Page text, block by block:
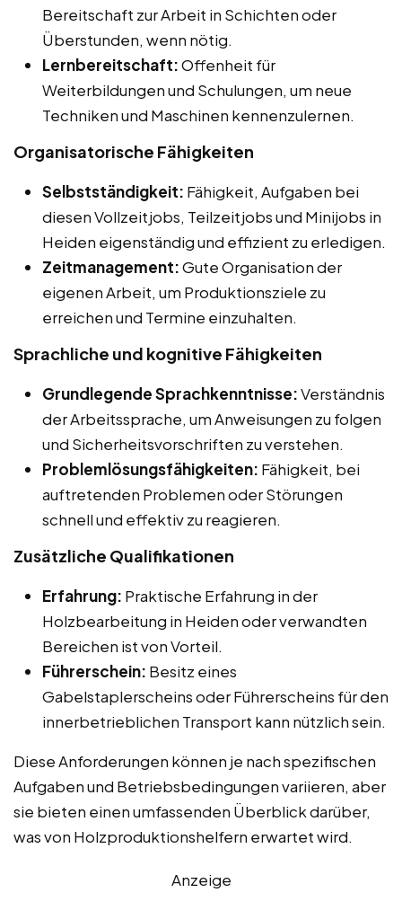
Bereitschaft zur Arbeit in Schichten oder
Überstunden, wenn nötig.
Lernbereitschaft:Offenheit für
Weiterbildungen und Schulungen, um neue
Techniken und Maschinen kennenzulernen.
Organisatorische Fähigkeiten
Selbstständigkeit: Fähigkeit, Aufgaben bei
diesen Vollzeitjobs, Teilzeitjobs und Minijobs in
Heiden eigenständig und effizient zu erledigen.
Zeitmanagement:Gute Organisation der
eigenen Arbeit, um Produktionsziele zu
erreichen und Termine einzuhalten.
Sprachliche und kognitive Fähigkeiten
Grundlegende Sprachkenntnisse:Verständnis
der Arbeitssprache, um Anweisungen zu folgen
und Sicherheitsvorschriften zu verstehen.
Problemlösungsfähigkeiten: Fähigkeit, bei
auftretenden Problemen oder Störungen
schnell und effektiv zu reagieren.
Zusätzliche Qualifikationen
Erfahrung: Praktische Erfahrung in der
Holzbearbeitung in Heiden oder verwandten
Bereichen ist von Vorteil.
Führerschein: Besitz eines
Gabelstaplerscheins oder Führerscheins für den
innerbetrieblichen Transport kann nützlich sein.
Diese Anforderungen können je nach spezifischen
Aufgaben und Betriebsbedingungen variieren, aber
sie bieten einen umfassenden Überblick darüber,
was von Holzproduktionshelfern erwartet wird.
Anzeige